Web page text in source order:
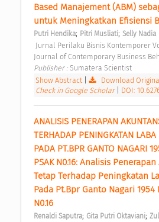
Based Manajement (ABM)
untuk Meningkatkan Efisiensi
Putri Hendika; Pitri Musliati; Selly Nadia
Journal of Contemporary Business
Publisher : Sumatera Scientist
Show Abstract| Download
Check in Google Scholar
DOI:
ANALISIS PENERAPAN
TERHADAP PENINGKATAN
PADA PT.BPR GANTO NAGARI
PSAK N0.16: Analisis
Tetap Terhadap Peningkatan
Pada Pt.Bpr Ganto Nagari
N0.16
Renaldi Saputra; Gita Putri Oktaviani;